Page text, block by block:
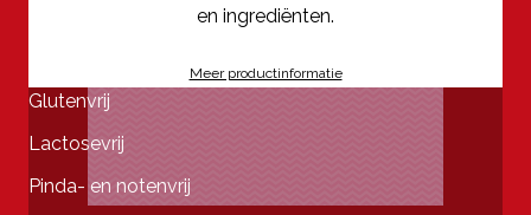
Meer productinformatie
Glutenvrij
Lactosevrij
Pinda- en notenvrij